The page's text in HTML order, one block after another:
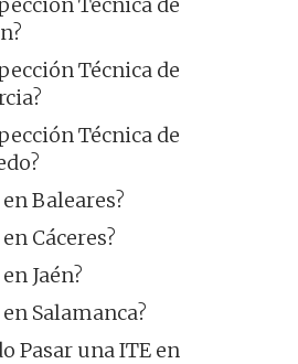
Técnica de
Técnica de
Técnica de
Baleares?
Cáceres?
Jaén?
Salamanca?
Pasar una ITE en